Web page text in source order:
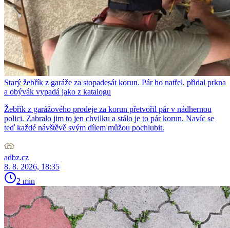
Starý žebřík z garáže za stopadesát korun. Pár ho natřel, přidal prkna
a obývák vypadá jako z katalogu
Žebřík z garážového prodeje za korun přetvořil pár v nádhernou
polici. Zabralo jim to jen chvilku a stálo je to pár korun. Navíc se
teď každé návštěvě svým dílem můžou pochlubit.
adbz.cz
8. 8. 2026, 18:35
2 min